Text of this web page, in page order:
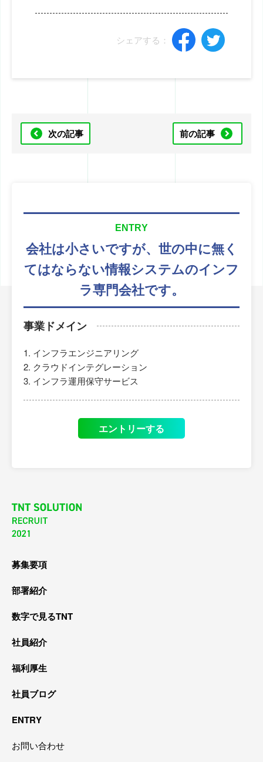
シェアする：
次の記事 前の記事
ENTRY
会社は小さいですが、 世の中に無く
てはならない情報システムのインフ
ラ専門会社です。
事業ドメイン
インフラエンジニアリング
クラウドインテグレーション
インフラ運用保守サービス
エントリーする
お問い合わせ
募集要項
部署紹介
数字で見るTNT
社員紹介
福利厚生
社員ブログ
ENTRY